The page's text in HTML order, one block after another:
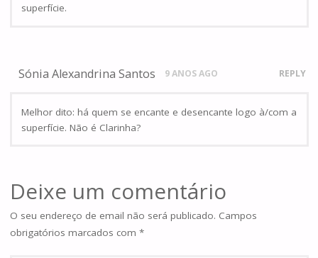
superfície.
Sónia Alexandrina Santos 9 ANOS AGO REPLY
Melhor dito: há quem se encante e desencante logo à/com a
superfície. Não é Clarinha?
Deixe um comentário
O seu endereço de email não será publicado. Campos
obrigatórios marcados com *